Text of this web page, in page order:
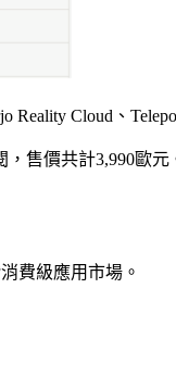
Reality Cloud、
售價共計3,990歐
費級應用市場。